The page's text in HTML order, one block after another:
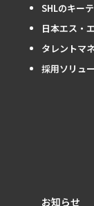
SHLのキー
日本エス・
タレントマ
採用ソリュ
お知らせ